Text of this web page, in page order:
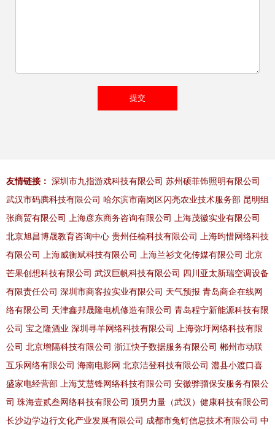
友情链接： 深圳市九指游戏科技有限公司 苏州硕菲饰照明有限公司
武汉市码腾科技有限公司 哈尔滨市南岗区闪亮农业技术服务部 昆明组
张商贸有限公司
上海彦东商务咨询有限公司
上海茂徽实业有限公司
北京旭昌博晟教育咨询中心 贵州任榆科技有限公司
上海昀惜网络科技
有限公司
上海威衡斌科技有限公司 上海兰衫文化传媒有限公司 北京
芒果创想科技有限公司 武汉巨帆科技有限公司 四川亚太新瑞空调设备
有限责任公司 深圳市商客拉实业有限公司 天气预报 青岛商企在线网
络有限公司 天津鑫邦晟隆电机修造有限公司 青岛程宁新能源科技有限
公司 宝之隆酒业 深圳寻羊网络科技有限公司
上海弥圩网络科技有限
公司 北京增隔科技有限公司 浙江快子数据服务有限公司 郴州市动联
互乐网络有限公司 海南电影网 北京洁登科技有限公司 澧县小渡口喜
盛家电经营部
上海艾慧锋网络科技有限公司 安徽骅骝保安服务有限公
司 珠海壹贰叁网络科技有限公司 顶男力量（武汉）健康科技有限公司
长沙边学边行文化产业发展有限公司 成都市兔钉信息技术有限公司 中